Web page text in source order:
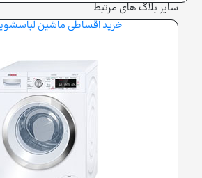
سایر بلاگ های مرتبط
خرید اقساطی ماشین